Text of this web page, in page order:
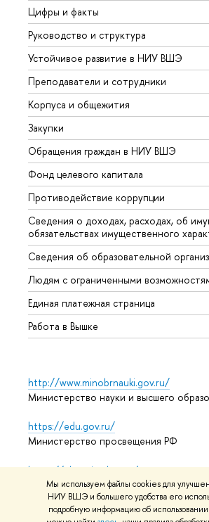
Мы используем файлы cookies для
НИУ ВШЭ и большего удобства его
подробную информацию об
Цифры и факты
Руководство и структура
Устойчивое развитие в НИУ ВШЭ
Преподаватели и сотрудники
Корпуса и общежития
Закупки
Обращения граждан в НИУ ВШЭ
Фонд целевого капитала
Противодействие коррупции
Сведения о доходах, расходах, об
обязательствах имущественного
Сведения об образовательной
Людям с ограниченными
Единая платежная страница
Работа в Вышке
http://www.minobrnauki.gov.ru/
Министерство науки и высшего
https://edu.gov.ru/
Министерство просвещения РФ
https://elearning.hse.ru/mooc
Массовые открытые онлайн-курсы